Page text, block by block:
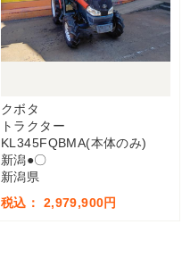
クボタ
トラクター
KL345FQBMA(本体のみ)
新潟●〇
新潟県
税込： 2,979,900円